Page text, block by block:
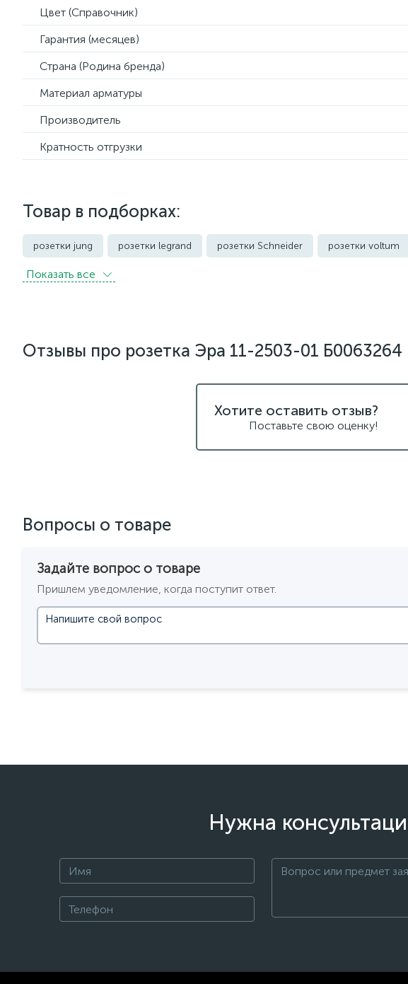
Цвет (Справочник)
Гарантия (месяцев)
Страна (Родина бренда)
Материал арматуры
Производитель
Кратность отгрузки
Товар в подборках:
розетки jung розетки legrand розетки Schneider розетки voltum
розетки с защитой от влаги IP44 и выше
Показать всe
Отзывы про розетка Эра 11-2503-01 Б0063264
Хотите оставить отзыв?
Поставьте свою оценку!
Вопросы о товаре
Задайте вопрос о товаре
Пришлем уведомление, когда поступит ответ.
Нужна